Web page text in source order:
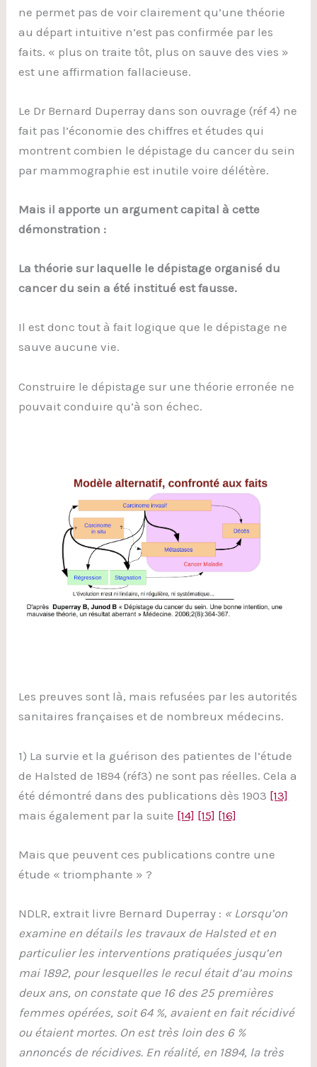
ne permet pas de voir clairement qu’une théorie
au départ intuitive n’est pas confirmée par les
faits. « plus on traite tôt, plus on sauve des vies »
est une affirmation fallacieuse.
Le Dr Bernard Duperray dans son ouvrage (réf 4) ne
fait pas l’économie des chiffres et études qui
montrent combien le dépistage du cancer du sein
par mammographie est inutile voire délétère.
Mais il apporte un argument capital à cette
démonstration :
La théorie sur laquelle le dépistage organisé du
cancer du sein a été institué est fausse.
Il est donc tout à fait logique que le dépistage ne
sauve aucune vie.
Construire le dépistage sur une théorie erronée ne
pouvait conduire qu’à son échec.
Les preuves sont là, mais refusées par les autorités
sanitaires françaises et de nombreux médecins.
1) La survie et la guérison des patientes de l’étude
de Halsted de 1894 (réf3) ne sont pas réelles. Cela a
été démontré dans des publications dès 1903 [13]
mais également par la suite [14] [15] [16]
Mais que peuvent ces publications contre une
étude « triomphante » ?
NDLR, extrait livre Bernard Duperray : « Lorsqu’on
examine en détails les travaux de Halsted et en
particulier les interventions pratiquées jusqu’en
mai 1892, pour lesquelles le recul était d’au moins
deux ans, on constate que 16 des 25 premières
femmes opérées, soit 64 %, avaient en fait récidivé
ou étaient mortes. On est très loin des 6 %
annoncés de récidives. En réalité, en 1894, la très